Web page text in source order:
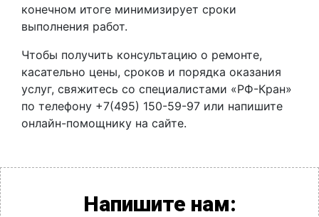
конечном итоге минимизирует сроки
выполнения работ.
Чтобы получить консультацию о ремонте,
касательно цены, сроков и порядка оказания
услуг, свяжитесь со специалистами «РФ-Кран»
по телефону +7(495) 150-59-97 или напишите
онлайн-помощнику на сайте.
Напишите нам: